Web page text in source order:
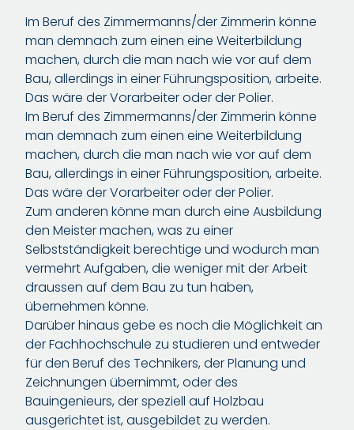
Im Beruf des Zimmermanns/der Zimmerin könne
man demnach zum einen eine Weiterbildung
machen, durch die man nach wie vor auf dem
Bau, allerdings in einer Führungsposition, arbeite.
Das wäre der Vorarbeiter oder der Polier.
Im Beruf des Zimmermanns/der Zimmerin könne
man demnach zum einen eine Weiterbildung
machen, durch die man nach wie vor auf dem
Bau, allerdings in einer Führungsposition, arbeite.
Das wäre der Vorarbeiter oder der Polier.
Zum anderen könne man durch eine Ausbildung
den Meister machen, was zu einer
Selbstständigkeit berechtige und wodurch man
vermehrt Aufgaben, die weniger mit der Arbeit
draussen auf dem Bau zu tun haben,
übernehmen könne.
Darüber hinaus gebe es noch die Möglichkeit an
der Fachhochschule zu studieren und entweder
für den Beruf des Technikers, der Planung und
Zeichnungen übernimmt, oder des
Bauingenieurs, der speziell auf Holzbau
ausgerichtet ist, ausgebildet zu werden.